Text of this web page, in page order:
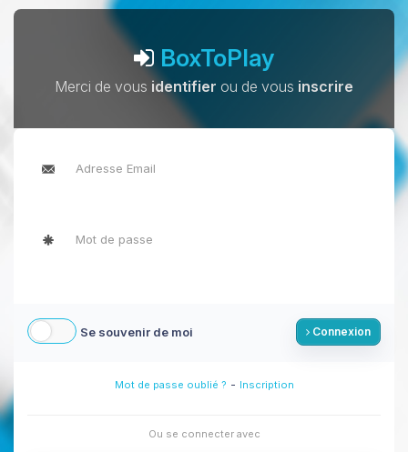
BoxToPlay
Merci de vous identifier ou de vous inscrire
Se souvenir de moi Connexion
Mot de passe oublié ? - Inscription
Ou se connecter avec